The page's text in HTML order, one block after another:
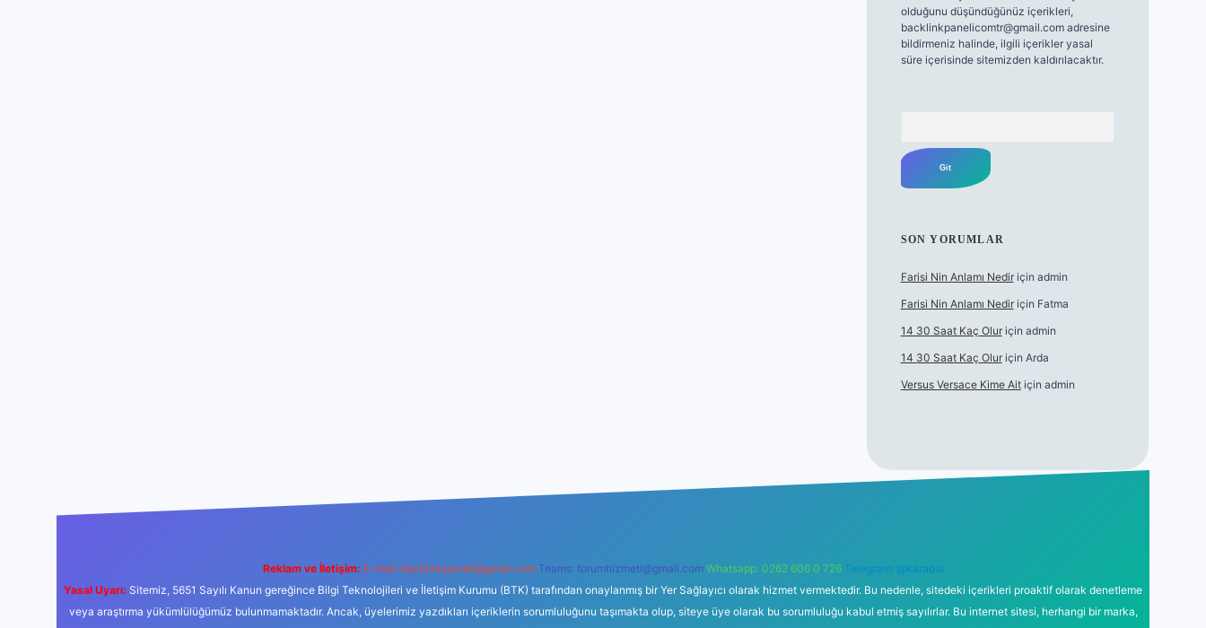
olduğunu düşündüğünüz içerikleri,
backlinkpanelicomtr@gmail.comadresine
bildirmeniz halinde, ilgili içerikler yasal
süre içerisinde sitemizden kaldırılacaktır.
SON YORUMLAR
Farisi Nin Anlamı Nediriçin admin
Farisi Nin Anlamı Nediriçin Fatma
14 30 Saat Kaç Oluriçin admin
14 30 Saat Kaç Oluriçin Arda
Versus Versace Kime Aitiçin admin
Reklam ve İletişim: E-mail: backlinkpaneli@gmail.com Teams: forumhizmeti@gmail.com Whatsapp: 0262 606 0 726 Telegram: @karabul
Yasal Uyarı: Sitemiz, 5651 Sayılı Kanun gereğince Bilgi Teknolojileri ve İletişim Kurumu (BTK) tarafından onaylanmış bir Yer Sağlayıcı olarak hizmet vermektedir. Bu nedenle, sitedeki içerikleri proaktif olarak denetleme
veya araştırma yükümlülüğümüz bulunmamaktadır. Ancak, üyelerimiz yazdıkları içeriklerin sorumluluğunu taşımakta olup, siteye üye olarak bu sorumluluğu kabul etmiş sayılırlar. Bu internet sitesi, herhangi bir marka,